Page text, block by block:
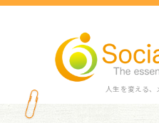
人生を変える、